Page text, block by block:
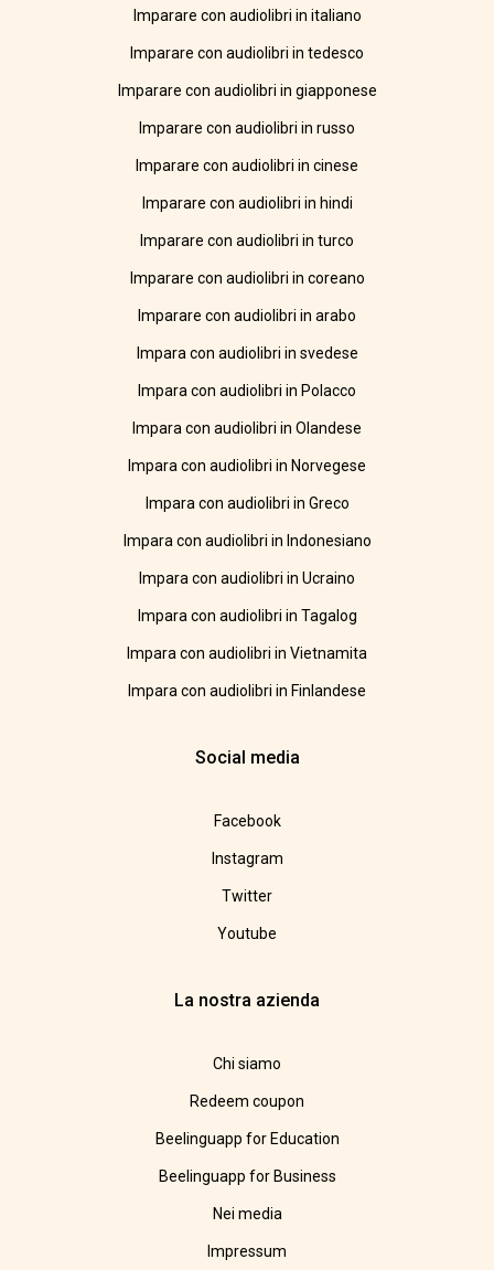
Imparare con audiolibri in italiano
Imparare con audiolibri in tedesco
Imparare con audiolibri in giapponese
Imparare con audiolibri in russo
Imparare con audiolibri in cinese
Imparare con audiolibri in hindi
Imparare con audiolibri in turco
Imparare con audiolibri in coreano
Imparare con audiolibri in arabo
Impara con audiolibri in svedese
Impara con audiolibri in Polacco
Impara con audiolibri in Olandese
Impara con audiolibri in Norvegese
Impara con audiolibri in Greco
Impara con audiolibri in Indonesiano
Impara con audiolibri in Ucraino
Impara con audiolibri in Tagalog
Impara con audiolibri in Vietnamita
Impara con audiolibri in Finlandese
Social media
Facebook
Instagram
Twitter
Youtube
La nostra azienda
Chi siamo
Redeem coupon
Beelinguapp for Education
Beelinguapp for Business
Nei media
Impressum